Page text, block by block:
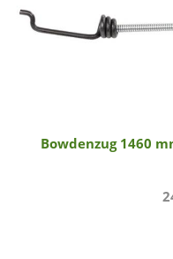
Bowdenzug 1460